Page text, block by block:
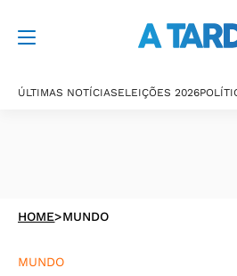
ÚLTIMAS NOTÍCIASELEIÇÕES 2026
HOME>MUNDO
MUNDO